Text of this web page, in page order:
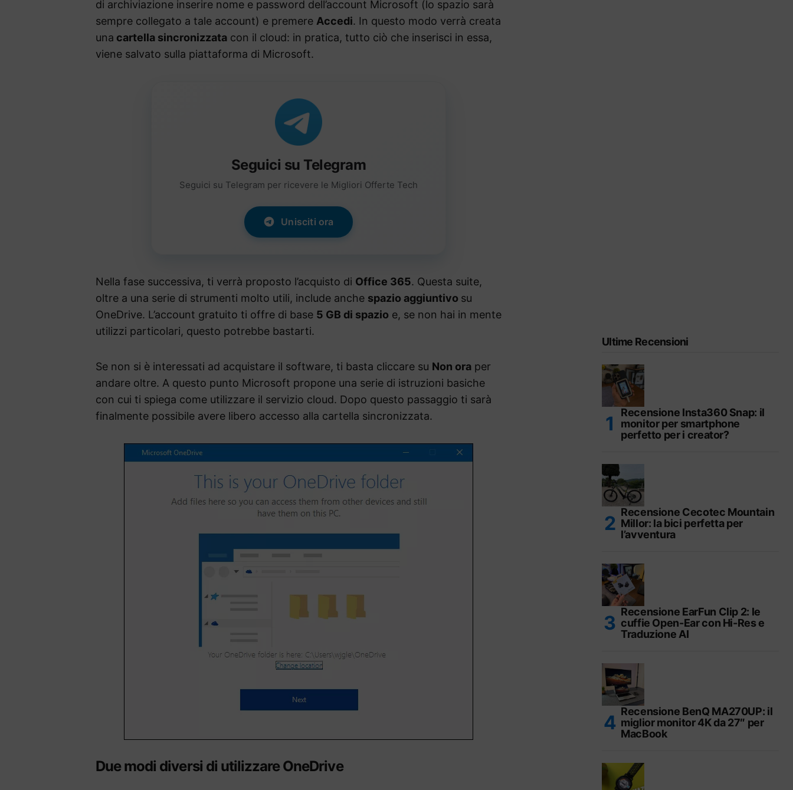
di archiviazione inserire nome e password dell’account Microsoft (lo spazio sarà
sempre collegato a tale account) e premere Accedi. In questo modo verrà creata
una cartella sincronizzata con il cloud: in pratica, tutto ciò che inserisci in essa,
viene salvato sulla piattaforma di Microsoft.
Seguici su Telegram
Seguici su Telegram per ricevere le Migliori Offerte Tech
Unisciti ora
Nella fase successiva, ti verrà proposto l’acquisto di Office 365. Questa suite,
oltre a una serie di strumenti molto utili, include anche spazio aggiuntivo su
OneDrive. L’account gratuito ti offre di base 5 GB di spazio e, se non hai in mente
utilizzi particolari, questo potrebbe bastarti.
Se non si è interessati ad acquistare il software, ti basta cliccare su Non ora per
andare oltre. A questo punto Microsoft propone una serie di istruzioni basiche
con cui ti spiega come utilizzare il servizio cloud. Dopo questo passaggio ti sarà
finalmente possibile avere libero accesso alla cartella sincronizzata.
Due modi diversi di utilizzare OneDrive
Ultime Recensioni
Recensione Insta360 Snap: il
monitor per smartphone
perfetto per i creator?
Recensione Cecotec Mountain
Millor: la bici perfetta per
l’avventura
Recensione EarFun Clip 2: le
cuffie Open-Ear con Hi-Res e
Traduzione AI
Recensione BenQ MA270UP: il
miglior monitor 4K da 27″ per
MacBook